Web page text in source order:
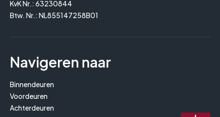
KvK Nr.: 63230844
Btw. Nr.: NL855147258B01
Navigeren naar
Binnendeuren
Voordeuren
Achterdeuren